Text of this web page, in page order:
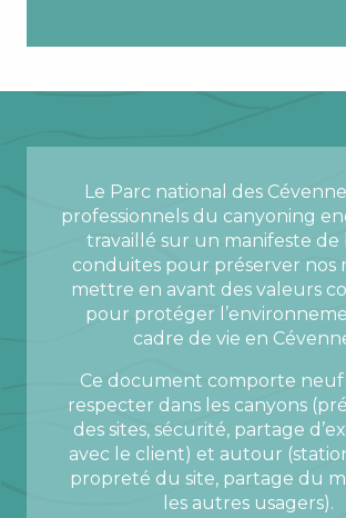
Le Parc national des
professionnels du canyoning
travaillé sur un manifeste de
conduites pour préserver nos
mettre en avant des valeurs
pour protéger
cadre de vie en
Ce document comporte neuf
respecter dans les canyons
des sites, sécurité, partage
avec le client) et autour
propreté du site, partage du
les autres usagers).